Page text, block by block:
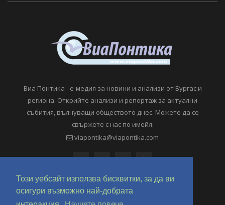
Този уебсайт използва бисквитки, за да ви
осигури възможно най-добрата
Виа Понтика - е-медия за новини и анализи от Бургас и
региона. Открийте анализи и репортаж за актуални
събития, вълнуващи обществото днес. Можете да се
свържете с нас по имейл.
viapontika@viapontika.com